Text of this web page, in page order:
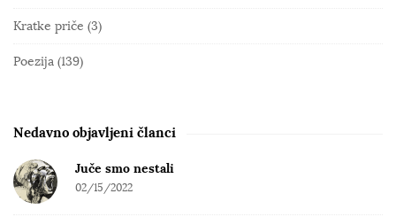
e
S
e
a
r
Kratke priče (3)
Poezija (139)
Nedavno objavljeni članci
Juče smo nestali
02/15/2022